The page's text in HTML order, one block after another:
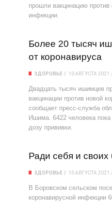
прошли вакцинацию против
инфекции.
Более 20 тысяч
от коронавируса
ЗДОРОВЬЕ 10 АВГУСТА 2021
Двадцать тысяч ишимцев
вакцинации против новой
сообщает пресс-служба
Ишима. 6422 человека
дозу прививки.
Ради себя и своих
ЗДОРОВЬЕ 10 АВГУСТА 2021
В Боровском сельском
коронавирусной инфекции